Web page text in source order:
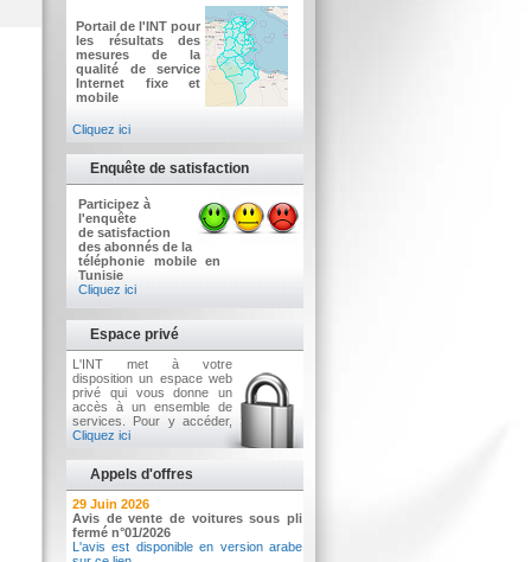
Portail de l'INT pour
les résultats des
mesures de la
qualité de service
Internet fixe et
mobile
Cliquez ici
Enquête de satisfaction
Participez à
l'enquête
de satisfaction
des abonnés de la
téléphonie mobile en
Tunisie
Cliquez ici
Espace privé
L'INT met à votre
disposition un espace web
privé qui vous donne un
accès à un ensemble de
services. Pour y accéder,
Cliquez ici
Appels d'offres
2 Juillet 2026
Avis d'appel d'offres n°3/2026
Acquisition d’équipements informatiques
29 Juin 2026
Avis de vente de voitures sous pli
fermé n°01/2026
L'avis est disponible en version arabe